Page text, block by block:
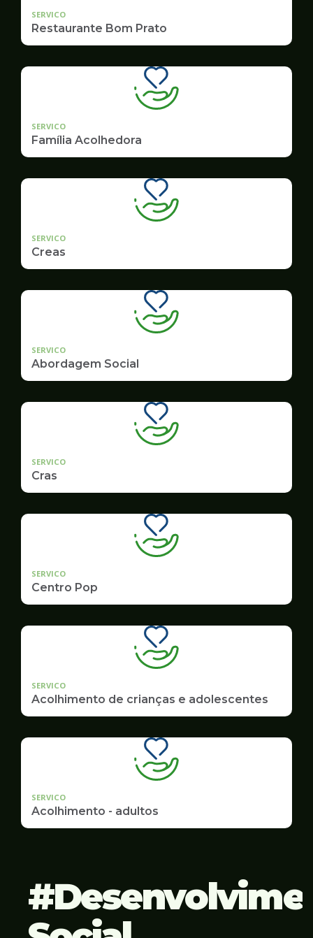
SERVICO
Restaurante Bom Prato
SERVICO
Família Acolhedora
SERVICO
Creas
SERVICO
Abordagem Social
SERVICO
Cras
SERVICO
Centro Pop
SERVICO
Acolhimento de crianças e adolescentes
SERVICO
Acolhimento - adultos